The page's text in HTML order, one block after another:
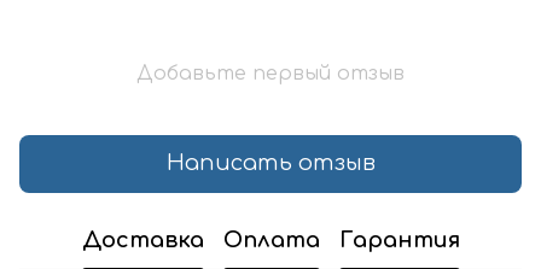
Добавьте первый отзыв
Написать отзыв
Доставка Оплата Гарантия